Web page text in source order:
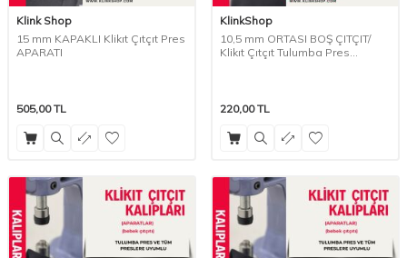
Klink Shop
15 mm KAPAKLI Klikıt Çıtçıt Pres
APARATI
505,00TL
KlinkShop
10,5 mm ORTASI BOŞ ÇITÇIT/
Klikıt Çıtçıt Tulumba Pres
220,00TL